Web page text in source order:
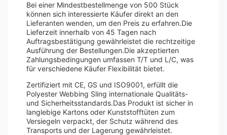
Bei einer Mindestbestellmenge von 500 Stück
können sich interessierte Käufer direkt an den
Lieferanten wenden, um den Preis zu erfahren.Die
Lieferzeit innerhalb von 45 Tagen nach
Auftragsbestätigung gewährleistet die rechtzeitige
Ausführung der Bestellungen.Die akzeptierten
Zahlungsbedingungen umfassen T/T und L/C, was
für verschiedene Käufer Flexibilität bietet.
Zertifiziert mit CE, GS und ISO9001, erfüllt die
Polyester Webbing Sling internationale Qualitäts-
und Sicherheitsstandards.Das Produkt ist sicher in
langlebige Kartons oder Kunststofftüten zum
Versiegeln verpackt, der Schutz während des
Transports und der Lagerung gewährleistet.